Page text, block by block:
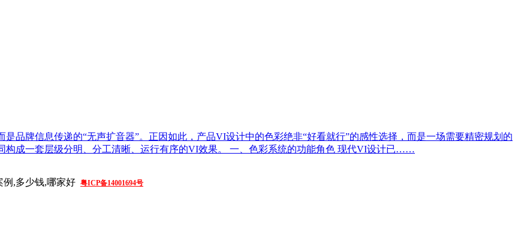
品牌信息传递的“无声扩音器”。正因如此，产品VI设计中的色彩绝非“好看就行”的感性选择，而是一场需要精密规划的
构成一套层级分明、分工清晰、运行有序的VI效果。 一、色彩系统的功能角色 现代VI设计已……
例,多少钱,哪家好 粤ICP备14001694号